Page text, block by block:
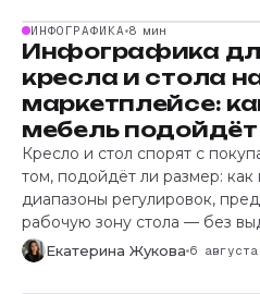
ИНФОГРАФИКА 8 мин
Инфографика
кресла и стола
маркетплейсе:
мебель
Кресло и стол спорят с
том, подойдёт ли размер: как
диапазоны регулировок,
рабочую зону стола — без
Екатерина Жукова 6